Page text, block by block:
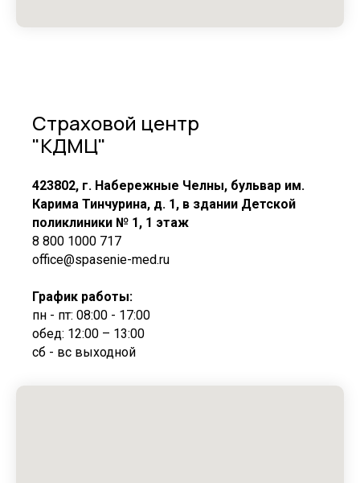
Страховой центр
"КДМЦ"
423802, г. Набережные Челны, бульвар им.
Карима Тинчурина, д. 1, в здании Детской
поликлиники № 1, 1 этаж
8 800 1000 717
office@spasenie-med.ru
График работы:
пн - пт: 08:00 - 17:00
обед: 12:00 – 13:00
сб - вс выходной